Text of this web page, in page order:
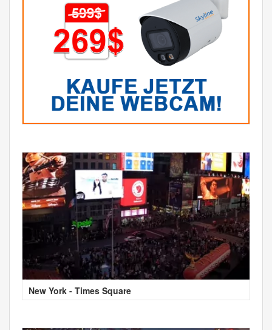
New York - Times Square